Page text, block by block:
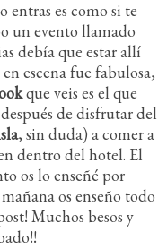
entras es como si te
un evento llamado
debía que estar allí
escena fue fabulosa,
que veis es el que
de disfrutar del
, sin duda) a comer a
dentro del hotel. El
os lo enseñé por
os enseño todo
Muchos besos y